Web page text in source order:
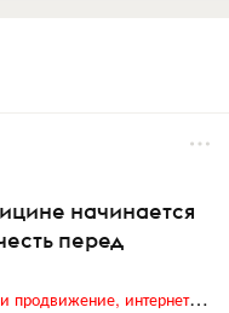
начинается
перед
Digital (web-дизайн, интернет-реклама и продвижение, интернет-сообщества и блоги, интернет-коммуникации, мобильный маркетинг, реклама на цифровых экранах)